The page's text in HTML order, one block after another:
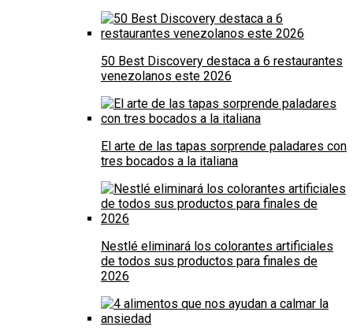
50 Best Discovery destaca a 6 restaurantes
venezolanos este 2026
El arte de las tapas sorprende paladares con
tres bocados a la italiana
Nestlé eliminará los colorantes artificiales
de todos sus productos para finales de
2026